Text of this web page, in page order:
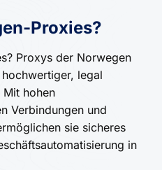
Proxies?
Proxys der Norwegen
legal
hohen
Verbindungen und
sie sicheres
in